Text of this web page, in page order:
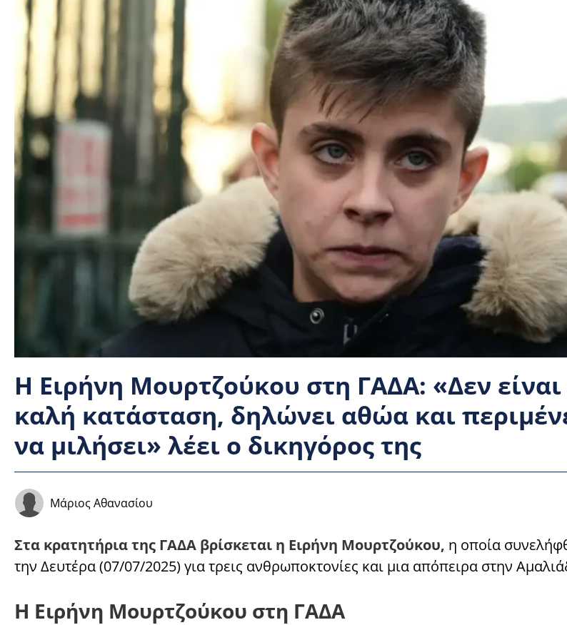
Η Ειρήνη Μουρτζούκου στη ΓΑΔΑ: «Δεν είναι
καλή κατάσταση, δηλώνει αθώα και
να μιλήσει» λέει ο δικηγόρος της
Μάριος Αθανασίου
Στα κρατητήρια της ΓΑΔΑ βρίσκεται η Ειρήνη Μουρτζούκου, η οποία
την Δευτέρα (07/07/2025) για τρεις ανθρωποκτονίες και μια απόπειρα στην
Η Ειρήνη Μουρτζούκου στη ΓΑΔΑ